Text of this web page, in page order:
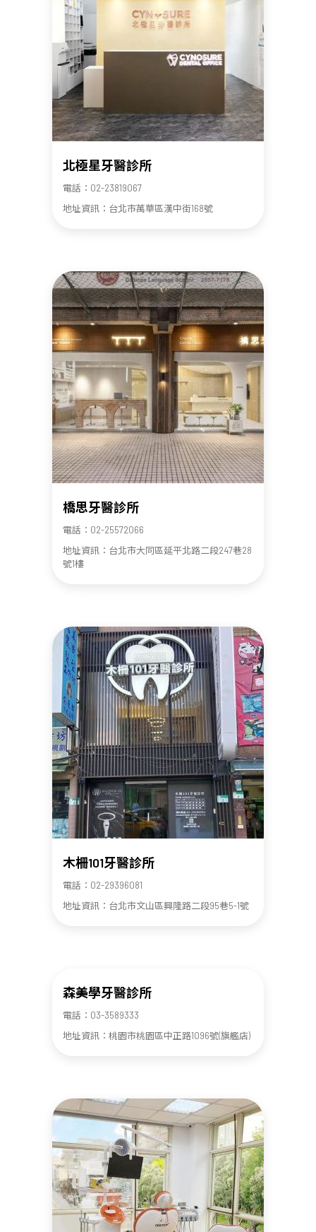
北極星牙醫診所
電話：02-23819067
地址資訊：台北市萬華區漢中街168號
橋思牙醫診所
電話：02-25572066
地址資訊：台北市大同區延平北路二段247巷28
號1樓
木柵101牙醫診所
電話：02-29396081
地址資訊：台北市文山區興隆路二段95巷5-1號
森美學牙醫診所
電話：03-3589333
地址資訊：桃園市桃園區中正路1096號(旗艦店)